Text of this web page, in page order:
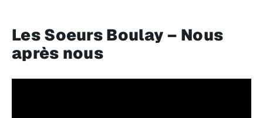
Les Soeurs Boulay – Nous
après nous